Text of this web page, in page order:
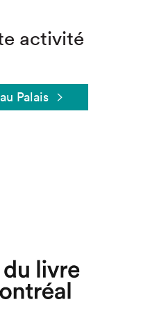
activité
Palais